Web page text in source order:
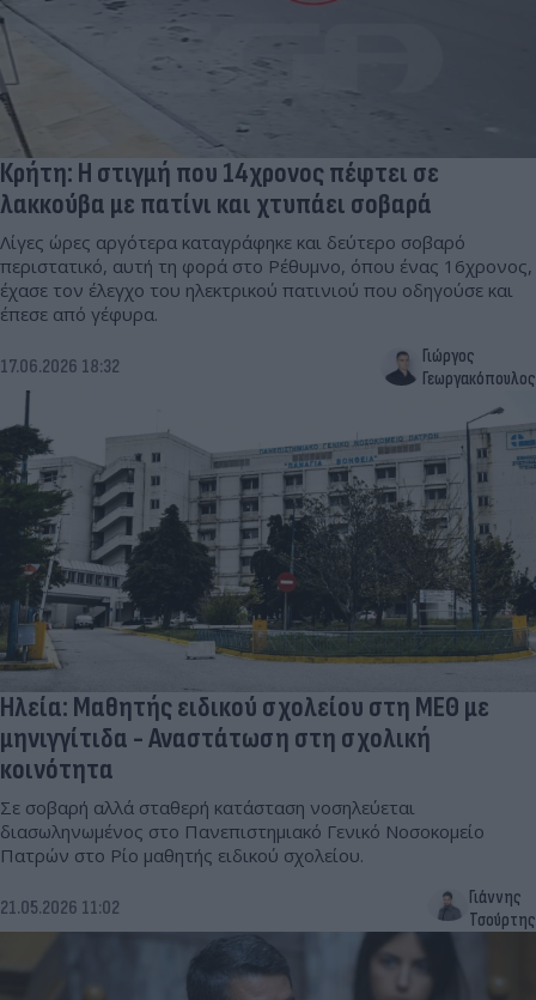
Κρήτη: Η στιγμή που 14χρονος πέφτει σε
λακκούβα με πατίνι και χτυπάει σοβαρά
Λίγες ώρες αργότερα καταγράφηκε και δεύτερο σοβαρό
περιστατικό, αυτή τη φορά στο Ρέθυμνο, όπου ένας 16χρονος,
έχασε τον έλεγχο του ηλεκτρικού πατινιού που οδηγούσε και
έπεσε από γέφυρα.
17.06.2026 18:32
Γιώργος
Γεωργακόπουλος
Ηλεία: Μαθητής ειδικού σχολείου στη ΜΕΘ με
μηνιγγίτιδα - Αναστάτωση στη σχολική
κοινότητα
Σε σοβαρή αλλά σταθερή κατάσταση νοσηλεύεται
διασωληνωμένος στο Πανεπιστημιακό Γενικό Νοσοκομείο
Πατρών στο Ρίο μαθητής ειδικού σχολείου.
21.05.2026 11:02
Γιάννης
Τσούρτης